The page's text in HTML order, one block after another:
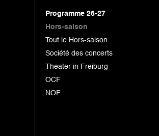
Programme 26-27
Hors-saison
Tout le Hors-saison
Société des concerts
Theater in Freiburg
OCF
NOF